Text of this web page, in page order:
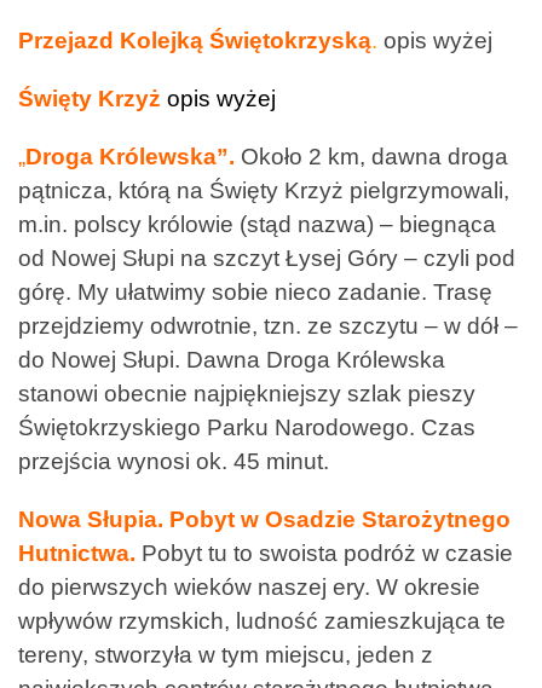
Przejazd Kolejką Świętokrzyską. opis wyżej
Święty Krzyż opis wyżej
„Droga Królewska”. Około 2 km, dawna droga
pątnicza, którą na Święty Krzyż pielgrzymowali,
m.in. polscy królowie (stąd nazwa) – biegnąca
od Nowej Słupi na szczyt Łysej Góry – czyli pod
górę. My ułatwimy sobie nieco zadanie. Trasę
przejdziemy odwrotnie, tzn. ze szczytu – w dół –
do Nowej Słupi. Dawna Droga Królewska
stanowi obecnie najpiękniejszy szlak pieszy
Świętokrzyskiego Parku Narodowego. Czas
przejścia wynosi ok. 45 minut.
Nowa Słupia. Pobyt w Osadzie Starożytnego
Hutnictwa. Pobyt tu to swoista podróż w czasie
do pierwszych wieków naszej ery. W okresie
wpływów rzymskich, ludność zamieszkująca te
tereny, stworzyła w tym miejscu, jeden z